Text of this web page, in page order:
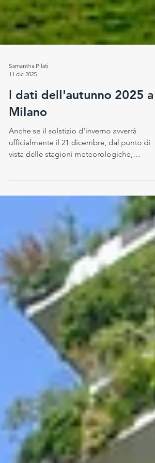
11 dic 2025
I dati dell'autunno 2025 a
Milano
Anche se il solstizio d'inverno avverrà
trattato di un autunno nel complesso
leggermente più caldo della media , con
settembre molto piovoso e un prosieguo
più asciutto . Esaminiamo in dettaglio i dati
registrati dalla nostra stazione di Milano
Centro, confrontandoli con quelli del
(Climatological Normal) 1991-2020 .
Andamento generale e temp